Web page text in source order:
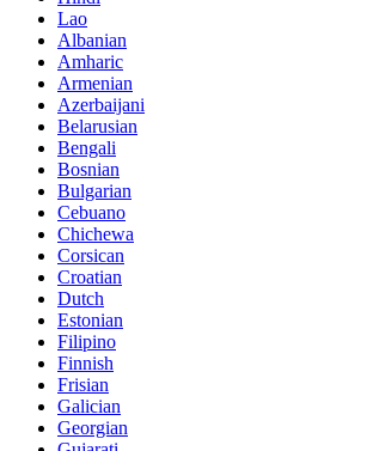
Lao
Albanian
Amharic
Armenian
Azerbaijani
Belarusian
Bengali
Bosnian
Bulgarian
Cebuano
Chichewa
Corsican
Croatian
Dutch
Estonian
Filipino
Finnish
Frisian
Galician
Georgian